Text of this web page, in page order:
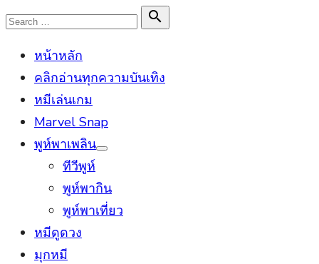
Skip
content
Search

Search
หน้าหลัก
คลิกอ่านทุกความบันเทิง
หมีเล่นเกม
Marvel Snap
พูห์พาเพลิน
Show
ทีวีพูห์
พูห์พากิน
พูห์พาเที่ยว
หมีดูดวง
มุกหมี